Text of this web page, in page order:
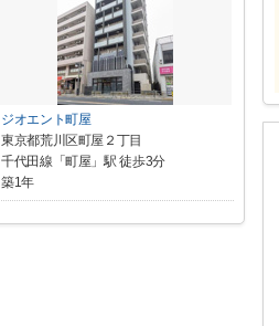
ジオエント町屋
東京都荒川区町屋２丁目
千代田線「町屋」駅 徒歩3分
築1年